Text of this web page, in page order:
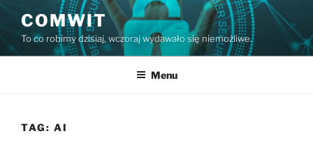
treści
COMWIT
To co robimy dzisiaj, wczoraj wydawało się niemożliwe.
Menu
TAG: AI